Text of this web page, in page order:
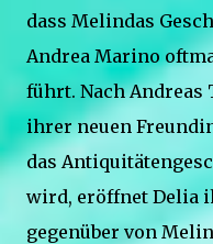
dass Melindas
Andrea Marino
führt. Nach Andreas
ihrer neuen
das
wird, eröffnet Delia
gegenüber von